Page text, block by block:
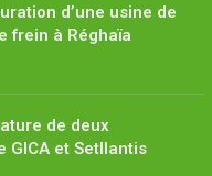
d’une usine de
frein à Réghaïa
de deux
GICA et Setllantis